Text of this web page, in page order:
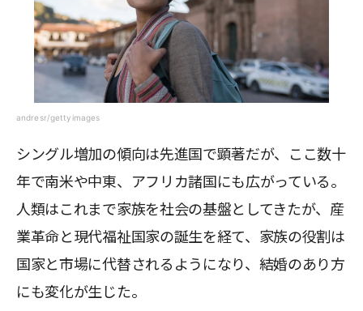
andresr/gettyimages
シングル増加の傾向は先進国で顕著だが、ここ数十
年で南米や中東、アフリカ諸国にも広がっている。
人類はこれまで家族を社会の基盤としてきたが、産
業革命と現代福祉国家の誕生を経て、家族の役割は
国家と市場に代替されるようになり、結婚のあり方
にも変化が生じた。